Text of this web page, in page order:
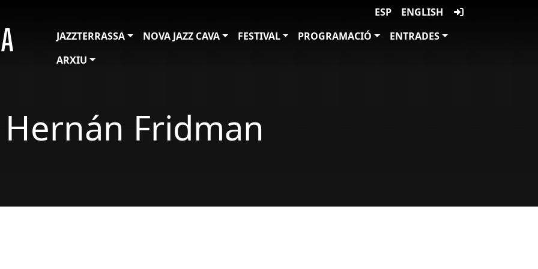
ESP
ENGLISH
JAZZTERRASSA
NOVA JAZZ CAVA FESTIVAL PROGRAMACIÓ
ENTRADES
ARXIU
Hernán Fridman